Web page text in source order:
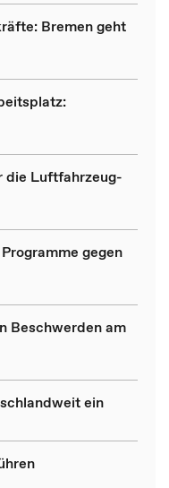
Bremen geht
die Luftfahrzeug-
gegen
Beschwerden am
ein